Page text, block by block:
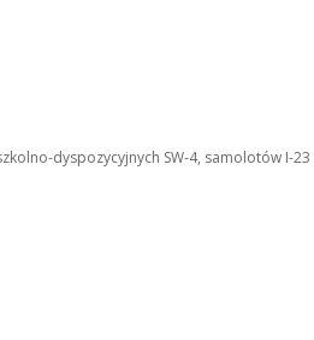
dyspozycyjnych SW-4, samolotów I-